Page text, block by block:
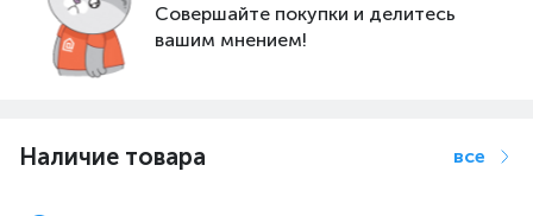
Совершайте покупки и делитесь
вашим мнением!
Наличие товара все